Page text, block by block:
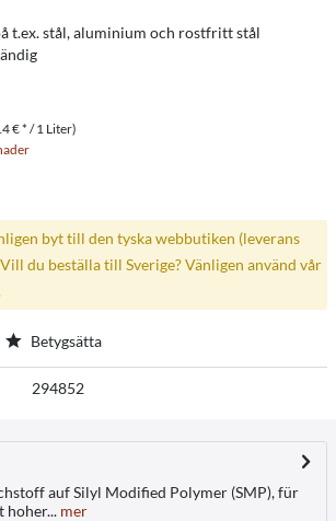
t.ex. stål, aluminium och rostfritt stål
€ * / 1 Liter)
byt till den tyska webbutiken (leverans
du beställa till Sverige? Vänligen använd vår
Betygsätta
294852
auf Silyl Modified Polymer (SMP), für
hoher... mer